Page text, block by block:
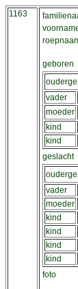
1163
geboren
vader
moeder
kind
kind
geslacht
vader
moeder
kind
kind
kind
kind
foto